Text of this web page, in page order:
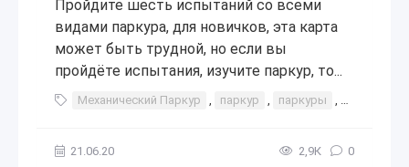
Пройдите шесть испытаний со всеми
видами паркура, для новичков, эта карта
может быть трудной, но если вы
пройдёте испытания, изучите паркур, то...
Механический Паркур , паркур , паркуры ,
21.06.20 2,9К 0